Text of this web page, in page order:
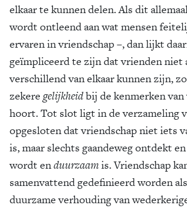
elkaar te kunnen delen. Als dit
wordt ontleend aan wat mensen
ervaren in vriendschap –, dan lijkt
geïmpliceerd te zijn dat vrienden niet
verschillend van elkaar kunnen zijn,
zekere gelijkheidbij de kenmerken
hoort. Tot slot ligt in de verzameling
opgesloten dat vriendschap niet iets
is, maar slechts gaandeweg ontdekt
wordt enduurzaamis. Vriendschap
samenvattend gedefinieerd worden
duurzame verhouding van